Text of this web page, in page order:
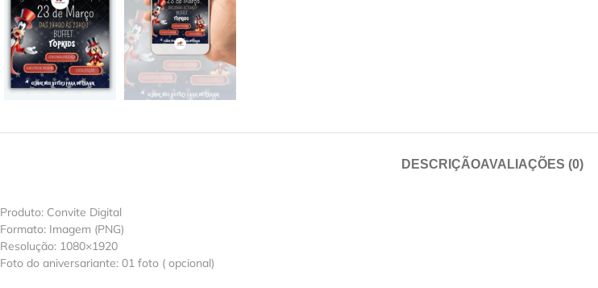
DESCRIÇÃOAVALIAÇÕES (0)
Produto: Convite Digital
Formato: Imagem (PNG)
Resolução: 1080×1920
Foto do aniversariante: 01 foto ( opcional)